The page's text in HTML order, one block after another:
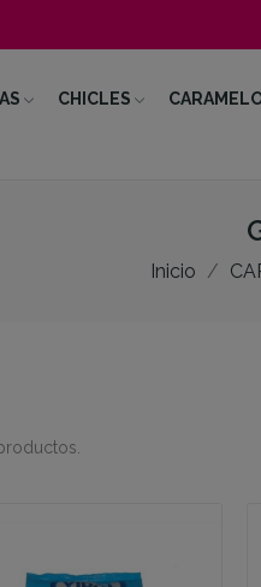
CHICLES
Inicio